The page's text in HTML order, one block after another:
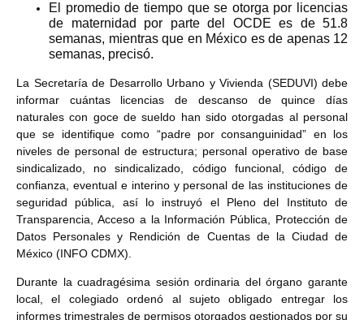
El promedio de tiempo que se otorga por licencias
de maternidad por parte del OCDE es de 51.8
semanas, mientras que en México es de apenas 12
semanas, precisó.
La Secretaría de Desarrollo Urbano y Vivienda (SEDUVI) debe
informar cuántas licencias de descanso de quince días
naturales con goce de sueldo han sido otorgadas al personal
que se identifique como “padre por consanguinidad” en los
niveles de personal de estructura; personal operativo de base
sindicalizado, no sindicalizado, código funcional, código de
confianza, eventual e interino y personal de las instituciones de
seguridad pública, así lo instruyó el Pleno del Instituto de
Transparencia, Acceso a la Información Pública, Protección de
Datos Personales y Rendición de Cuentas de la Ciudad de
México (INFO CDMX).
Durante la cuadragésima sesión ordinaria del órgano garante
local, el colegiado ordenó al sujeto obligado entregar los
informes trimestrales de permisos otorgados gestionados por su